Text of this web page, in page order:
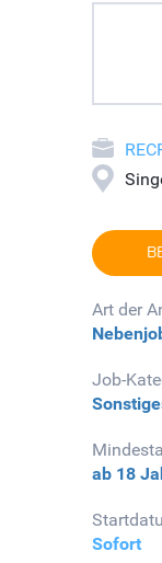
Art der
Job-
ab 18
Sofort